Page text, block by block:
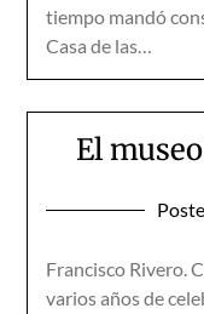
tiempo mandó
Casa de las…
El
Francisco Rivero.
varios años de